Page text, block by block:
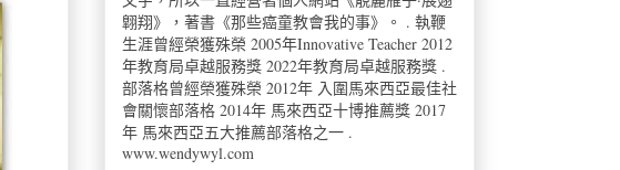
翺翔》，著書《那些癌童教會我的事》。 . 執鞭
生涯曾經榮獲殊榮 2005年Innovative Teacher 2012
年教育局卓越服務獎 2022年教育局卓越服務獎 .
部落格曾經榮獲殊榮 2012年 入圍馬來西亞最佳社
會關懷部落格 2014年 馬來西亞十博推薦獎 2017
年 馬來西亞五大推薦部落格之一 .
www.wendywyl.com